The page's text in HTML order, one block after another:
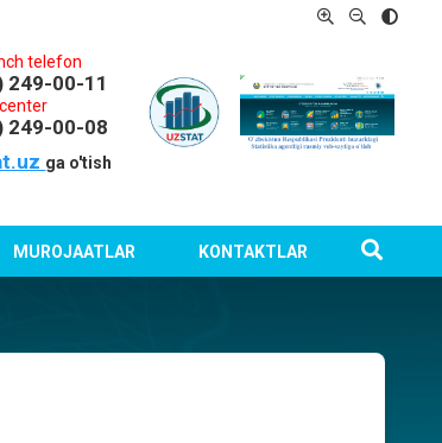
telefon
249-00-11
249-00-08
ga o'tish
MUROJAATLAR KONTAKTLAR